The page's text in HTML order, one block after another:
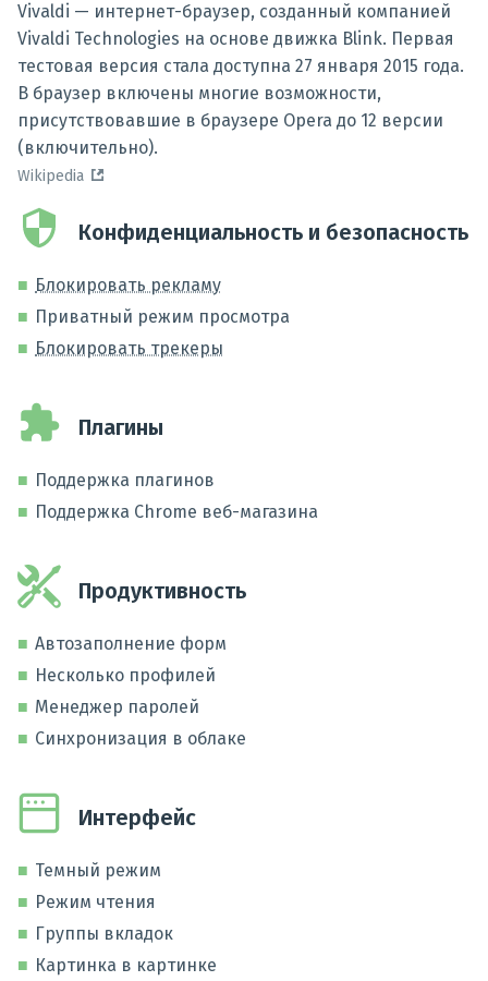
Vivaldi — интернет-браузер, созданный компанией
Vivaldi Technologies на основе движка Blink. Первая
тестовая версия стала доступна 27 января 2015 года.
В браузер включены многие возможности,
присутствовавшие в браузере Opera до 12 версии
(включительно).
Wikipedia
Конфиденциальность и безопасность
Блокировать рекламу
Приватный режим просмотра
Блокировать трекеры
Плагины
Поддержка плагинов
Поддержка Chrome веб-магазина
Продуктивность
Автозаполнение форм
Несколько профилей
Менеджер паролей
Синхронизация в облаке
Интерфейс
Темный режим
Режим чтения
Группы вкладок
Картинка в картинке